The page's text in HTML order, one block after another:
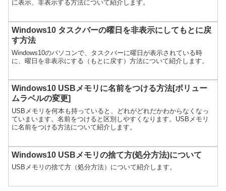
に表示、非表示する方法について紹介します。
Windows10 タスクバーの曜日を非表示にしてもとに戻
す方法
Windows10のパソコンで、タスクバーに曜日が表示されている時
に、曜日を非表示にする（もとに戻す）方法について紹介します。
Windows10 USBメモリに名前をつける方法[ボリュー
ムラベルの変更]
USBメモリを何本も持っていると、どれがどれだかわからなくなっ
ていまいます。名前をつけると区別しやすくなります。USBメモリ
に名前をつける方法について紹介します。
Windows10 USBメモリの捨て方(処分方法)について
USBメモリの捨て方（処分方法）について紹介します。